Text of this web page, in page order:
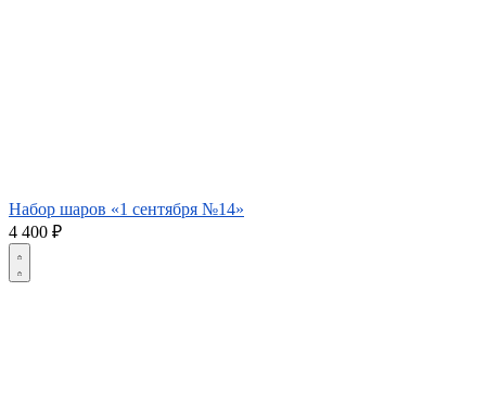
Набор шаров «1 сентября №14»
4 400 ₽